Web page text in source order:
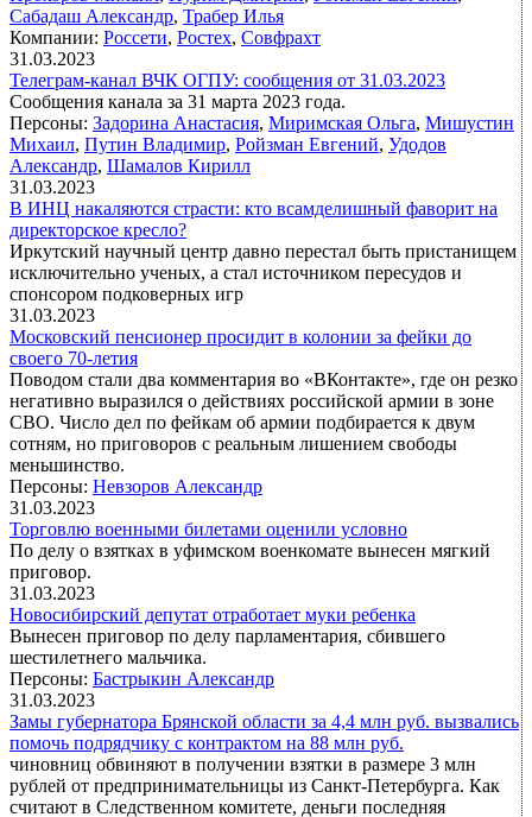
Сабадаш Александр, Трабер Илья
Компании: Россети, Ростех, Совфрахт
31.03.2023
Телеграм-канал ВЧК ОГПУ: сообщения от 31.03.2023
Сообщения канала за 31 марта 2023 года.
Персоны: Задорина Анастасия, Миримская Ольга, Мишустин
Михаил, Путин Владимир, Ройзман Евгений, Удодов
Александр, Шамалов Кирилл
31.03.2023
В ИНЦ накаляются страсти: кто всамделишный фаворит на
директорское кресло?
Иркутский научный центр давно перестал быть пристанищем
исключительно ученых, а стал источником пересудов и
спонсором подковерных игр
31.03.2023
Московский пенсионер просидит в колонии за фейки до
своего 70-летия
Поводом стали два комментария во «ВКонтакте», где он резко
негативно выразился о действиях российской армии в зоне
СВО. Число дел по фейкам об армии подбирается к двум
сотням, но приговоров с реальным лишением свободы
меньшинство.
Персоны: Невзоров Александр
31.03.2023
Торговлю военными билетами оценили условно
По делу о взятках в уфимском военкомате вынесен мягкий
приговор.
31.03.2023
Новосибирский депутат отработает муки ребенка
Вынесен приговор по делу парламентария, сбившего
шестилетнего мальчика.
Персоны: Бастрыкин Александр
31.03.2023
Замы губернатора Брянской области за 4,4 млн руб. вызвались
помочь подрядчику с контрактом на 88 млн руб.
чиновниц обвиняют в получении взятки в размере 3 млн
рублей от предпринимательницы из Санкт-Петербурга. Как
считают в Следственном комитете, деньги последняя